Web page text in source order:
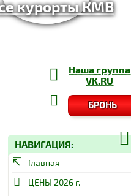
курорты КМВ
Наша группа
VK.RU
БРОНЬ
НАВИГАЦИЯ:
Главная
ЦЕНЫ 2026 г.